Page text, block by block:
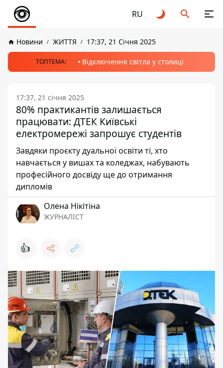
RU
Новини ЖИТТЯ 17:37, 21 Січня 2025
ТОПТЕМА: Відключення світла у столиці
17:37, 21 січня 2025
80% практикантів залишається
працювати: ДТЕК Київські
електромережі запрошує студентів
Завдяки проєкту дуальної освіти ті, хто
навчається у вишах та коледжах, набувають
професійного досвіду ще до отримання
дипломів
Олена Нікітіна
ЖУРНАЛІСТ
👍